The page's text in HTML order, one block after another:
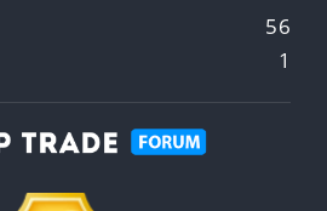
56
1